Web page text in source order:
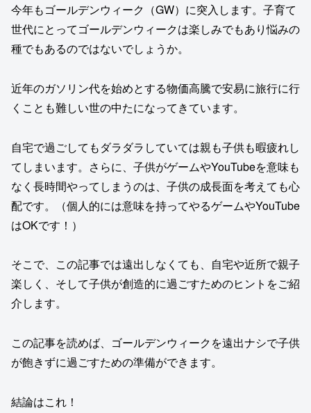
今年もゴールデンウィーク（GW）に突入します。子育て
世代にとってゴールデンウィークは楽しみでもあり悩みの
種でもあるのではないでしょうか。
近年のガソリン代を始めとする物価高騰で安易に旅行に行
くことも難しい世の中たになってきています。
自宅で過ごしてもダラダラしていては親も子供も暇疲れし
てしまいます。さらに、子供がゲームやYouTubeを意味も
なく長時間やってしまうのは、子供の成長面を考えても心
配です。（個人的には意味を持ってやるゲームやYouTube
はOKです！）
そこで、この記事では遠出しなくても、自宅や近所で親子
楽しく、そして子供が創造的に過ごすためのヒントをご紹
介します。
この記事を読めば、ゴールデンウィークを遠出ナシで子供
が飽きずに過ごすための準備ができます。
結論はこれ！